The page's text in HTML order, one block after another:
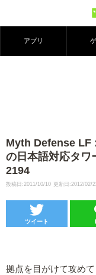
アプリ
Myth Defense LF
の日本語対応タワ
2194
投稿日:2011/10/10 更新日:2012/02/
ツイート
拠点を目がけて攻め